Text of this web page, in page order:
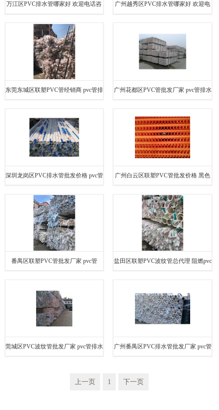
万江区PVC排水管哪家好 欢迎电话咨
询 量多价优
广州越秀区PVC排水管哪家好 欢迎电
东莞东城区联塑PVC管经销商 pvc管排 广州花都区PVC管批发厂家 pvc管排水
深圳龙岗区PVC排水管批发价格 pvc管
排水 欢迎电话咨询 量多价优
广州白云区联塑PVC管批发价格 黑色
pvc管 欢迎电话咨询 量多价优
番禺区联塑PVC管批发厂家 pvc管 盐田区联塑PVC波纹管总代理 阻燃pvc
莞城区PVC波纹管批发厂家 pvc管排水 广州番禺区PVC排水管批发厂家 pvc管
上一页 1 下一页